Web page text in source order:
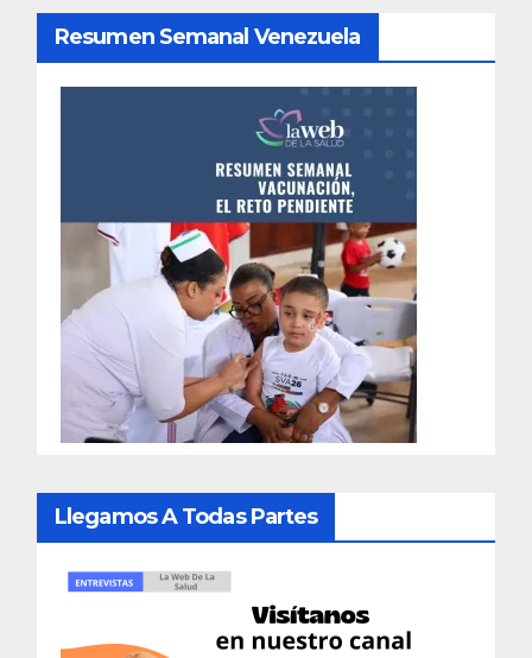
Resumen Semanal Venezuela
Llegamos A Todas Partes